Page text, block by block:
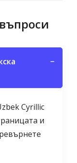
−
Cyrillic
и